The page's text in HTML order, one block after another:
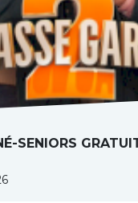
SENIORS